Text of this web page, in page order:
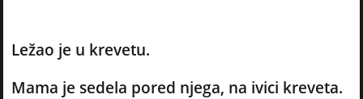
Ležao je u krevetu.
Mama je sedela pored njega, na ivici kreveta.